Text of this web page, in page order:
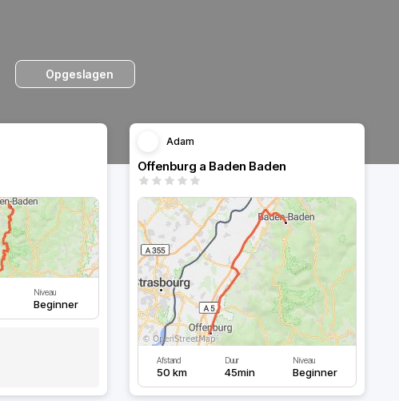
Opgeslagen
Niveau
Beginner
Adam
Offenburg a Baden Baden
Afstand
50 km
Duur
45min
Niveau
Beginner